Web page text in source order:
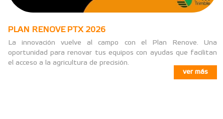
PLAN RENOVE PTX 2026
La innovación vuelve al campo con el Plan Renove. Una
oportunidad para renovar tus equipos con ayudas que facilitan
el acceso a la agricultura de precisión.
ver más